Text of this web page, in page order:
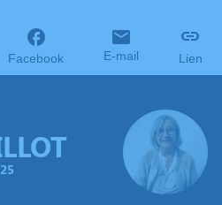
Facebook E-mail Lien